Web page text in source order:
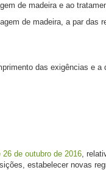
de madeira e ao
de madeira, a par das
das exigências e
de outubro de 2016,
estabelecer novas